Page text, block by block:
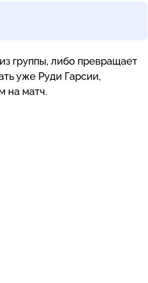
группы, либо превращает
уже Руди Гарсии,
на матч.